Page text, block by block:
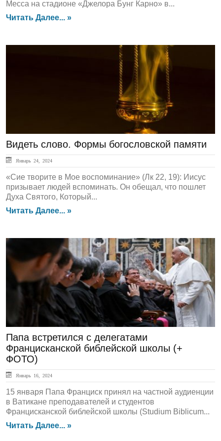
Месса на стадионе «Джелора Бунг Карно» в...
Читать Далее... »
Видеть слово. Формы богословской памяти
Январь 24, 2024
«Сие творите в Мое воспоминание» (Лк 22, 19): Иисус
призывает людей вспоминать. Он обещал, что пошлет
Духа Святого, Который...
Читать Далее... »
ЛЕНТА НОВОСТЕЙ
Папа встретился с делегатами
Францисканской библейской школы (+
ФОТО)
Январь 16, 2024
15 января Папа Франциск принял на частной аудиенции
в Ватикане преподавателей и студентов
Францисканской библейской школы (Studium Biblicum...
Читать Далее... »